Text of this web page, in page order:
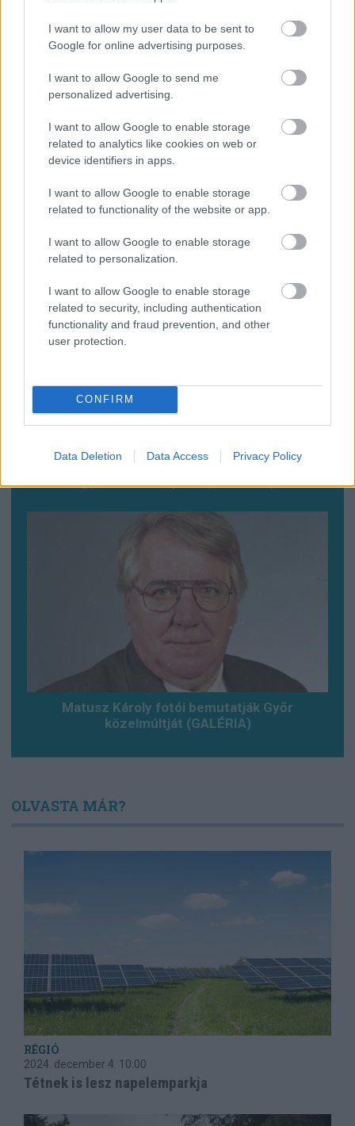
I want to allow my user data to be sent to
Google for online advertising purposes.
I want to allow Google to send me
personalized advertising.
I want to allow Google to enable storage
related to analytics like cookies on web or
device identifiers in apps.
I want to allow Google to enable storage
related to functionality of the website or app.
I want to allow Google to enable storage
related to personalization.
I want to allow Google to enable storage
related to security, including authentication
functionality and fraud prevention, and other
user protection.
CONFIRM
Data Deletion Data Access Privacy Policy
elkaphatók (VIDEÓ+GALÉRIA)
Baleset az alagútban, szerencsére csak
gyakorlat volt (VDEÓ, GALÉRIA)
Matusz Károly fotói bemutatják Győr
közelmúltját (GALÉRIA)
OLVASTA MÁR?
RÉGIÓ
2024. december 4. 10:00
Tétnek is lesz napelemparkja